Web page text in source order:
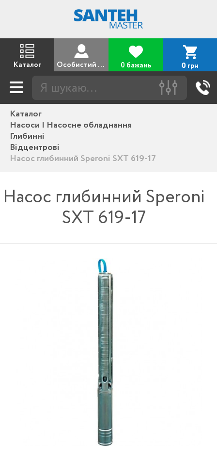
Каталог Особистий кабінет 0 бажань 0 грн
Каталог
Насоси | Насосне обладнання
Глибинні
Відцентрові
Насос глибинний Speroni SXT 619-17
Насос глибинний Speroni
SXT 619-17